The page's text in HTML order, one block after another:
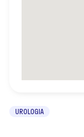
UROLOGIA